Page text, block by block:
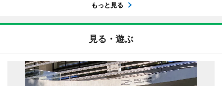
もっと見る
見る・遊ぶ